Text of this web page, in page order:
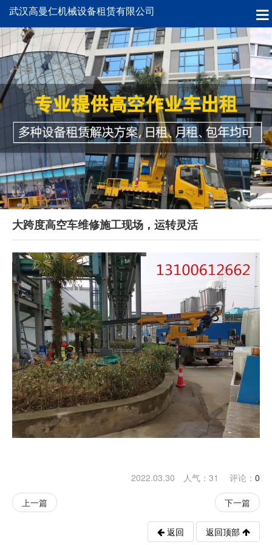
武汉高曼仁机械设备租赁有限公司
大跨度高空车维修施工现场，运转灵活
2022.03.30 人气： 31 评论： 0
上一篇 下一篇
返回 返回顶部